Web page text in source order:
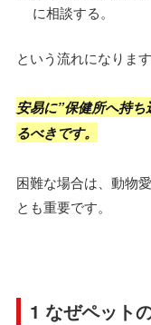
に相談する。
という流れになります
安易に”保健所へ持
るべきです。
困難な場合は、動物
とも重要です。
1 なぜペット